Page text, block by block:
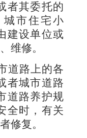
者其委托的
市住宅小
建设单位或
维修。
道路上的各
者城市道路
道路养护规
全时，有关
修复。